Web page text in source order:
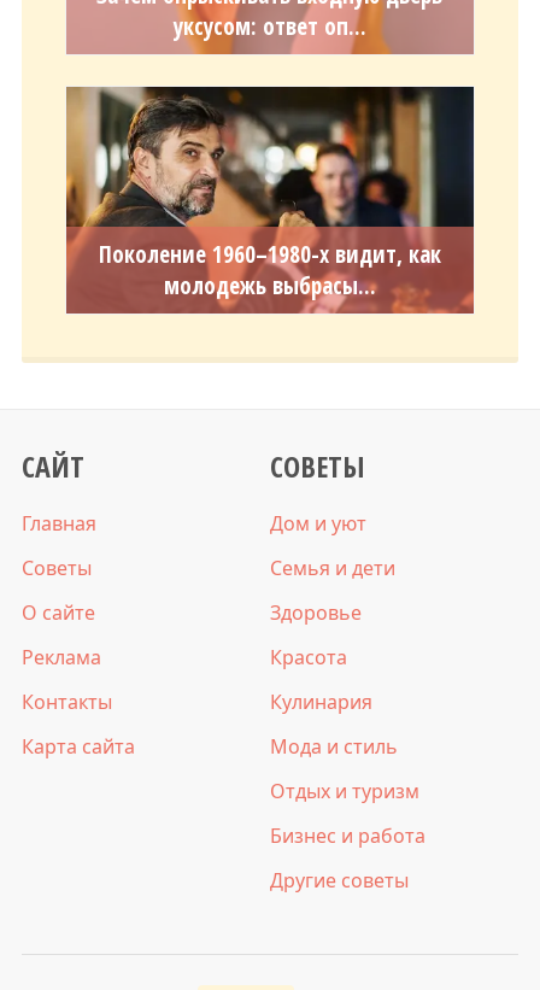
уксусом: ответ оп...
Поколение 1960–1980-х видит, как
молодежь выбрасы...
САЙТ
Главная
Советы
О сайте
Реклама
Контакты
Карта сайта
СОВЕТЫ
Дом и уют
Семья и дети
Здоровье
Красота
Кулинария
Мода и стиль
Отдых и туризм
Бизнес и работа
Другие советы